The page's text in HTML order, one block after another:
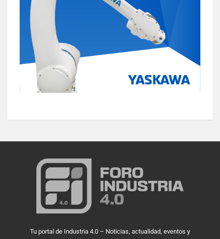
Tu portal de Industria 4.0 – Noticias, actualidad, eventos y